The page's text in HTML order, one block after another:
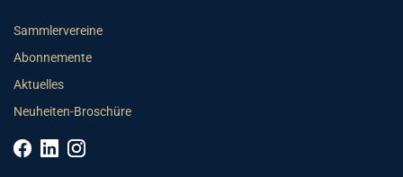
Sammlervereine
Abonnemente
Aktuelles
Neuheiten-Broschüre